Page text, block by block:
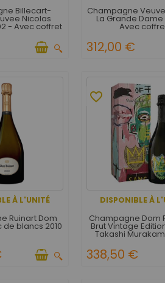
Billecart-
Nicolas
- Avec coffret
Champagne
La Grande
Avec
312,00 €
À L'UNITÉ
Ruinart Dom
de blancs 2010
DISPONIBLE À
favorite_border
Champagne Dom
Brut Vintage
Takashi
338,50 €